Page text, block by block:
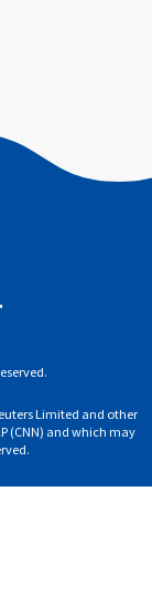
Limited and other
(CNN) and which may